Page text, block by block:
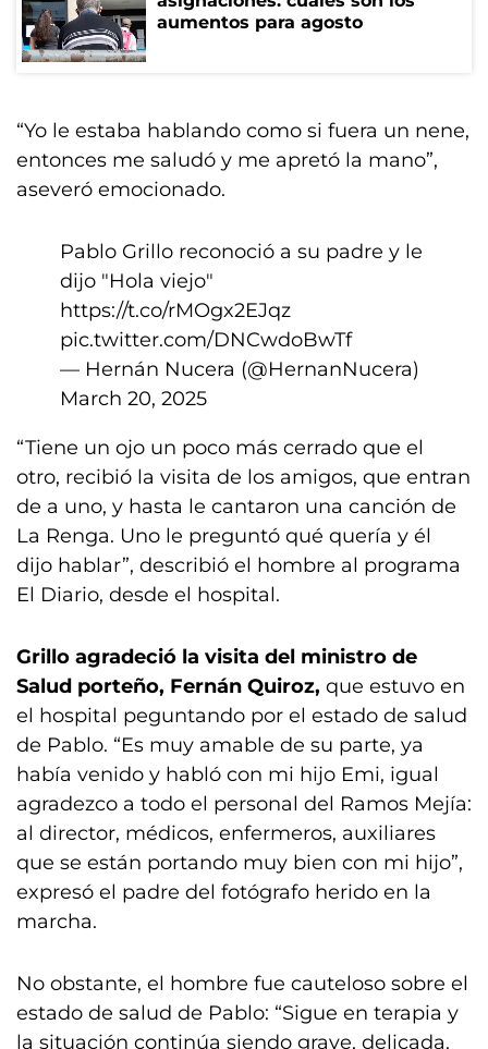
aumentos para agosto
“Yo le estaba hablando como si fuera un nene,
entonces me saludó y me apretó la mano”,
aseveró emocionado.
Pablo Grillo reconoció a su padre y le
dijo "Hola viejo"
https://t.co/rMOgx2EJqz
pic.twitter.com/DNCwdoBwTf
— Hernán Nucera (@HernanNucera)
March 20, 2025
“Tiene un ojo un poco más cerrado que el
otro, recibió la visita de los amigos, que entran
de a uno, y hasta le cantaron una canción de
La Renga. Uno le preguntó qué quería y él
dijo hablar”, describió el hombre al programa
El Diario, desde el hospital.
Grillo agradeció la visita del ministro de
Salud porteño, Fernán Quiroz, que estuvo en
el hospital peguntando por el estado de salud
de Pablo. “Es muy amable de su parte, ya
había venido y habló con mi hijo Emi, igual
agradezco a todo el personal del Ramos Mejía:
al director, médicos, enfermeros, auxiliares
que se están portando muy bien con mi hijo”,
expresó el padre del fotógrafo herido en la
marcha.
No obstante, el hombre fue cauteloso sobre el
estado de salud de Pablo: “Sigue en terapia y
la situación continúa siendo grave, delicada.